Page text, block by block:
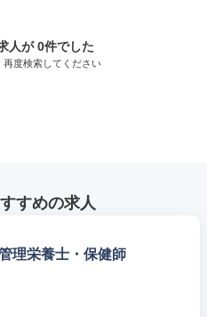
人が 0件でした
度検索してください
すめの求人
理栄養士・保健師